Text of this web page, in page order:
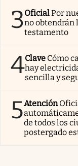
3OficialPor
no obtendrán
testamento
4Clave Cómo
hay
sencilla y
5Atención
de todos los
postergado